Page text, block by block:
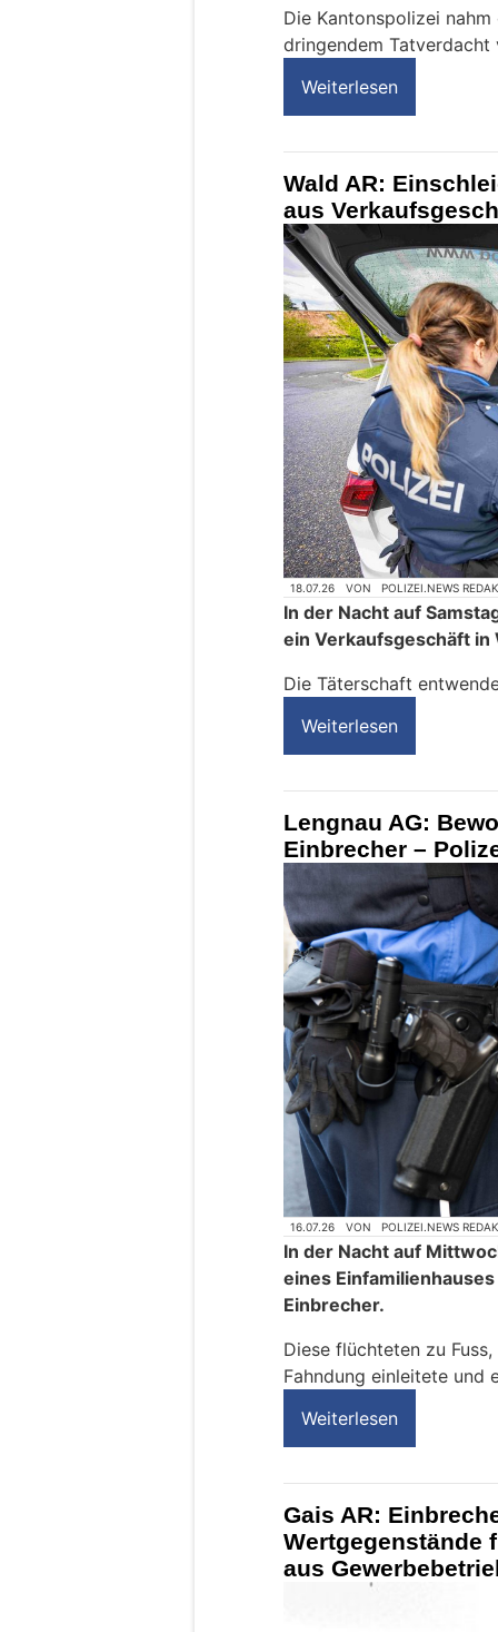
Die Kantonspolizei
dringendem
Weiterlesen
Wald AR:
aus
18.07.26 VON POLIZEI.NEWS
In der Nacht auf
ein Verkaufsgeschäft in
Die Täterschaft
Weiterlesen
Lengnau AG:
Einbrecher –
16.07.26 VON POLIZEI.NEWS
In der Nacht auf
eines
Einbrecher.
Diese flüchteten zu
Fahndung einleitete und
Weiterlesen
Gais AR:
Wertgegenstände
aus